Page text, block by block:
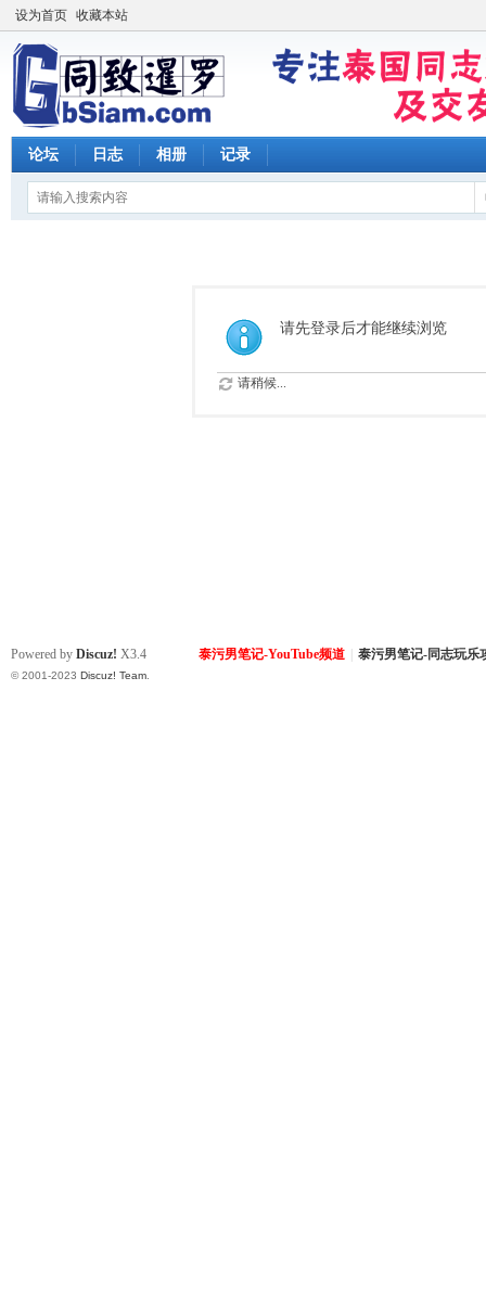
设为首页 收藏本站
论坛 日志 相册 记录
请先登录后才能继续浏览
请稍候...
泰污男笔记-YouTube频道 泰污男笔记-同志玩乐
Powered by Discuz! X3.4
© 2001-2023 Discuz! Team.